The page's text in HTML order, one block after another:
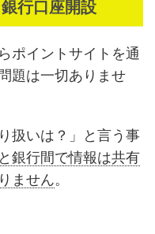
行口座開設
ポイントサイトを通
題は一切ありませ
扱いは？」と言う事
銀行間で情報は共有
ません。